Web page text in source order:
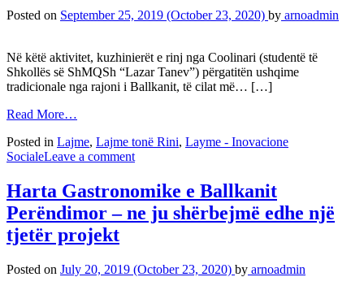
Posted on September 25, 2019 (October 23, 2020) by arnoadmin
Në këtë aktivitet, kuzhinierët e rinj nga Coolinari (studentë të
Shkollës së ShMQSh “Lazar Tanev”) përgatitën ushqime
tradicionale nga rajoni i Ballkanit, të cilat më… […]
Read More…
Posted in Lajme, Lajme tonë Rini, Layme - Inovacione
SocialeLeave a comment
Harta Gastronomike e Ballkanit
Perëndimor – ne ju shërbejmë edhe një
tjetër projekt
Posted on July 20, 2019 (October 23, 2020) by arnoadmin